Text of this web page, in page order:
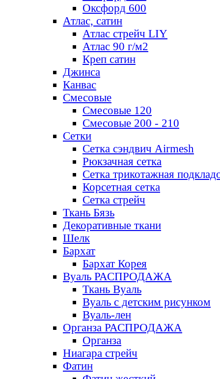
Оксфорд 600
Атлас, сатин
Атлас стрейч LIY
Атлас 90 г/м2
Креп сатин
Джинса
Канвас
Смесовые
Смесовые 120
Смесовые 200 - 210
Сетки
Сетка сэндвич Airmesh
Рюкзачная сетка
Сетка трикотажная
Корсетная сетка
Сетка стрейч
Ткань Бязь
Декоративные ткани
Шелк
Бархат
Бархат Корея
Вуаль РАСПРОДАЖА
Ткань Вуаль
Вуаль с детским рисунком
Вуаль-лен
Органза РАСПРОДАЖА
Органза
Ниагара стрейч
Фатин